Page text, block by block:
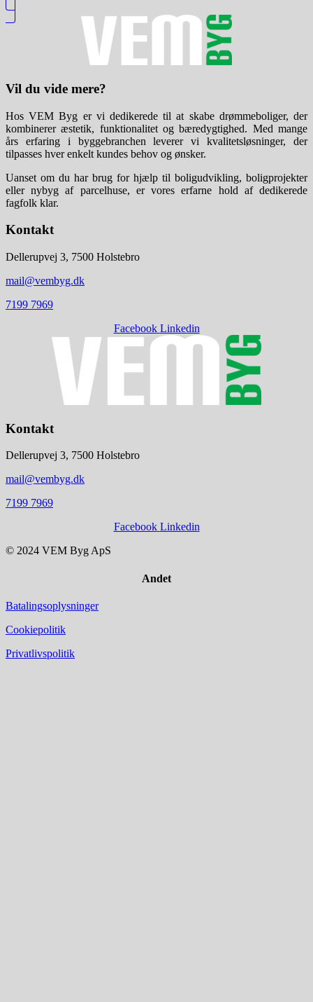
Vil du vide mere?
Hos VEM Byg er vi dedikerede til at skabe drømmeboliger, der
kombinerer æstetik, funktionalitet og bæredygtighed. Med mange
års erfaring i byggebranchen leverer vi kvalitetsløsninger, der
tilpasses hver enkelt kundes behov og ønsker.
Uanset om du har brug for hjælp til boligudvikling, boligprojekter
eller nybyg af parcelhuse, er vores erfarne hold af dedikerede
fagfolk klar.
Kontakt
Dellerupvej 3, 7500 Holstebro
mail@vembyg.dk
7199 7969
Facebook Linkedin
Kontakt
Dellerupvej 3, 7500 Holstebro
mail@vembyg.dk
7199 7969
Facebook Linkedin
© 2024 VEM Byg ApS
Andet
Batalingsoplysninger
Cookiepolitik
Privatlivspolitik